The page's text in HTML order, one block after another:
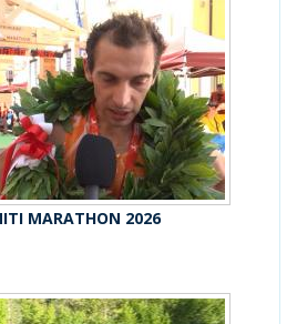
MARATHON 2026